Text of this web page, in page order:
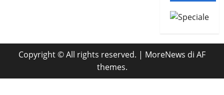
Copyright © All rights reserved. | MoreNews di AF
themes.